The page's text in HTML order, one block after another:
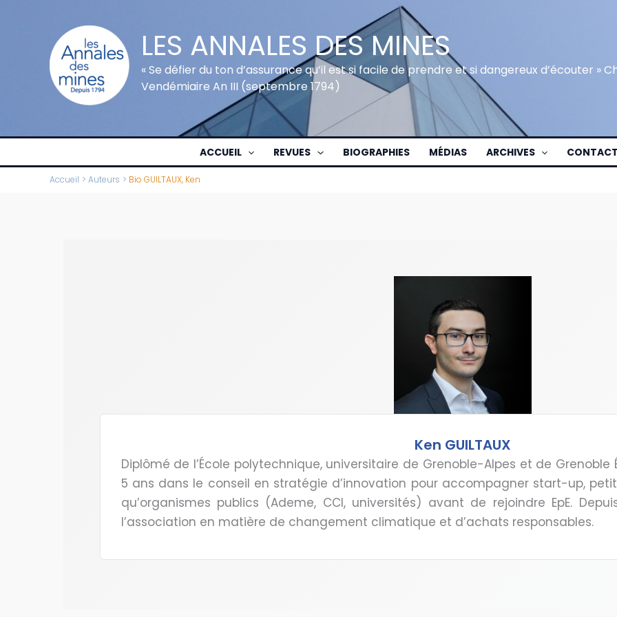
LES ANNALES DES MINES
« Se défier du ton d’assurance qu’il est si facile de prendre et si dangereux d’écouter »
Vendémiaire An III (septembre 1794)
ACCUEIL REVUES BIOGRAPHIES MÉDIAS ARCHIVES CONTACT
Accueil Auteurs Bio GUILTAUX, Ken
Ken GUILTAUX
Diplômé de l’École polytechnique, universitaire de Grenoble-Alpes et de
5 ans dans le conseil en stratégie d’innovation pour accompagner start-up,
qu’organismes publics (Ademe, CCI, universités) avant de rejoindre EpE.
l’association en matière de changement climatique et d’achats responsables.